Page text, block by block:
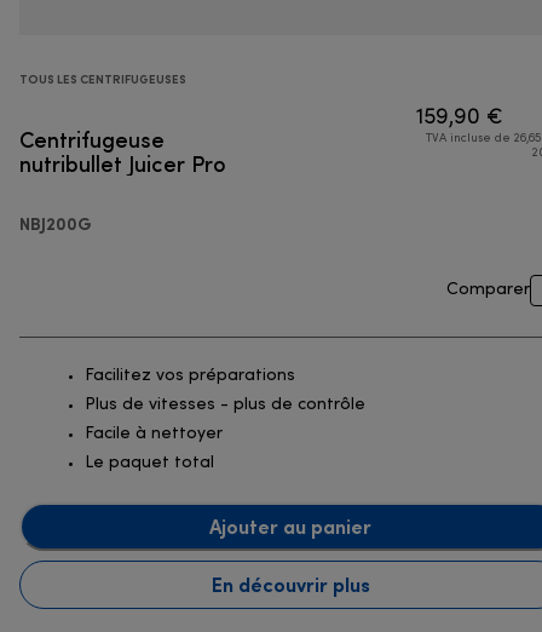
TOUS LES CENTRIFUGEUSES
Centrifugeuse
nutribullet Juicer Pro
NBJ200G
159,90 €
TVA incluse de
Comparer
Facilitez vos préparations
Plus de vitesses - plus de contrôle
Facile à nettoyer
Le paquet total
Ajouter au panier
En découvrir plus